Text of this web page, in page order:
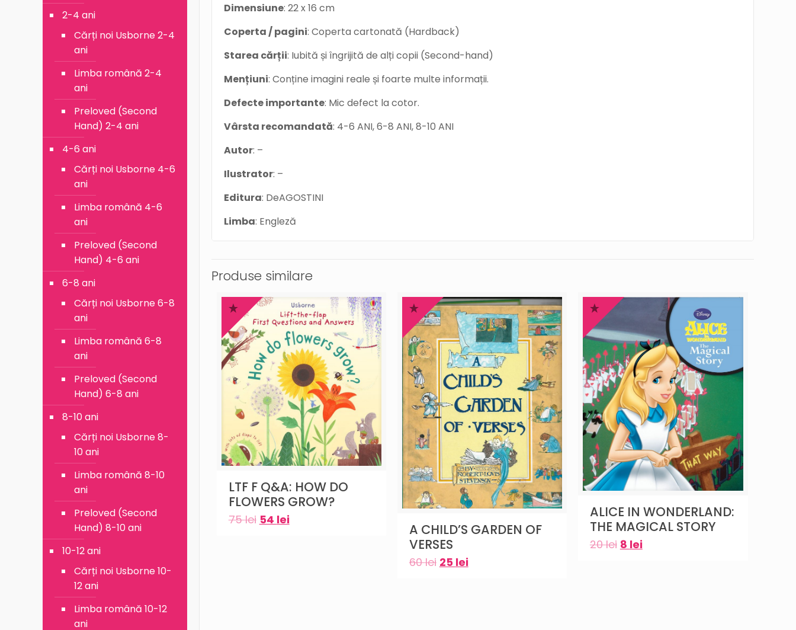
Dimensiune: 22 x 16 cm
Coperta / pagini: Coperta cartonată (Hardback)
Starea cărții: Iubită și îngrijită de alți copii (Second-hand)
Mențiuni: Conține imagini reale și foarte multe informații.
Defecte importante: Mic defect la cotor.
Vârsta recomandată: 4-6 ANI, 6-8 ANI, 8-10 ANI
Autor: –
Ilustrator: –
Editura: DeAGOSTINI
Limba: Engleză
Produse similare
LTF F Q&A: HOW DO
FLOWERS GROW?
75lei 54 lei
A CHILD’S GARDEN OF
VERSES
60lei 25 lei
ALICE IN WONDERLAND:
THE MAGICAL STORY
20lei 8 lei
2-4 ani
Cărți noi Usborne 2-4
ani
Limba română 2-4
ani
Preloved (Second
Hand) 2-4 ani
4-6 ani
Cărți noi Usborne 4-6
ani
Limba română 4-6
ani
Preloved (Second
Hand) 4-6 ani
6-8 ani
Cărți noi Usborne 6-8
ani
Limba română 6-8
ani
Preloved (Second
Hand) 6-8 ani
8-10 ani
Cărți noi Usborne 8-
10 ani
Limba română 8-10
ani
Preloved (Second
Hand) 8-10 ani
10-12 ani
Cărți noi Usborne 10-
12 ani
Limba română 10-12
ani